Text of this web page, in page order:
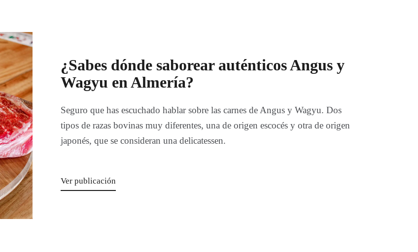
¿Sabes dónde saborear auténticos Angus y
Wagyu en Almería?
Seguro que has escuchado hablar sobre las carnes de Angus y Wagyu. Dos
tipos de razas bovinas muy diferentes, una de origen escocés y otra de origen
japonés, que se consideran una delicatessen.
Ver publicación